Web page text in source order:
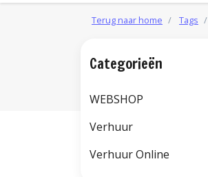
Terug naar home Tags
Categorieën
WEBSHOP
Verhuur
Verhuur Online